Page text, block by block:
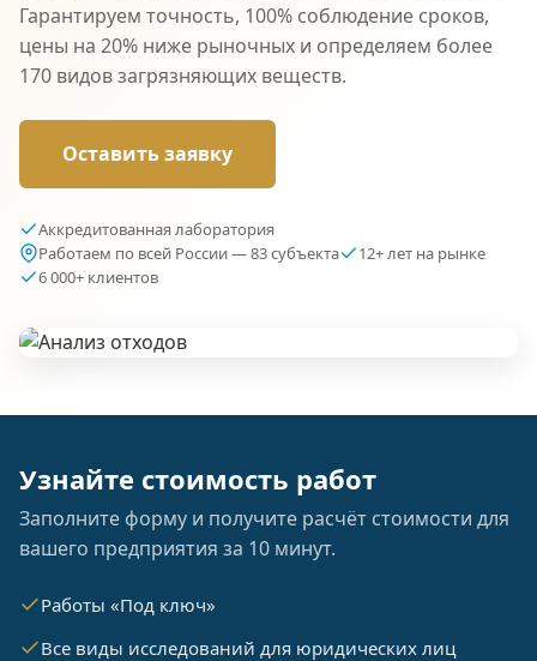
Гарантируем точность, 100% соблюдение сроков,
цены на 20% ниже рыночных и определяем более
170 видов загрязняющих веществ.
Оставить заявку
Аккредитованная лаборатория
Работаем по всей России — 83 субъекта
12+ лет на рынке
6 000+ клиентов
Узнайте стоимость работ
Заполните форму и получите расчёт стоимости для
вашего предприятия за 10 минут.
Работы «Под ключ»
Все виды исследований для юридических лиц